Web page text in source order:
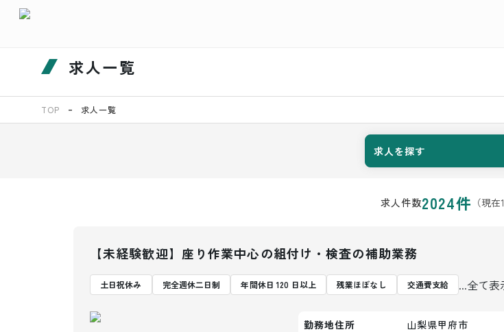
求人一覧
TOP 求人一覧
求人を探す
求人件数2024件 （現在1
【未経験歓迎】座り作業中心の組付け・検査の補助業務
土日祝休み 完全週休二日制 年間休日 120 日以上 残業ほぼなし 交通費支給 ...全て表
勤務地住所
山梨県甲府市